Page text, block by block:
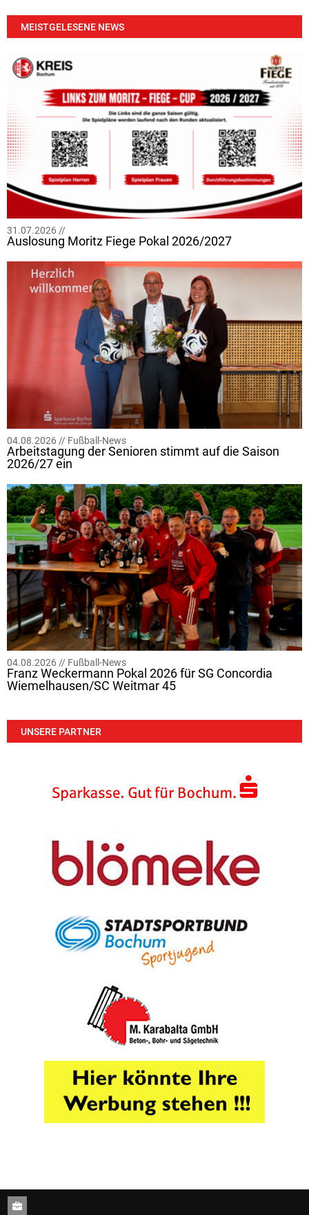
MEISTGELESENE NEWS
31.07.2026 //
Auslosung Moritz Fiege Pokal 2026/2027
04.08.2026 // Fußball-News
Arbeitstagung der Senioren stimmt auf die Saison
2026/27 ein
04.08.2026 // Fußball-News
Franz Weckermann Pokal 2026 für SG Concordia
Wiemelhausen/SC Weitmar 45
UNSERE PARTNER